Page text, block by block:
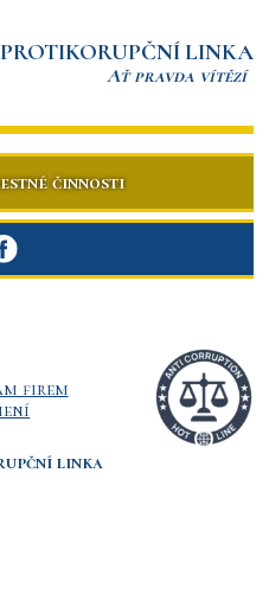
PROTIKORUPČNÍ LINKA
Ať pravda vítězí
činnosti
firem
linka